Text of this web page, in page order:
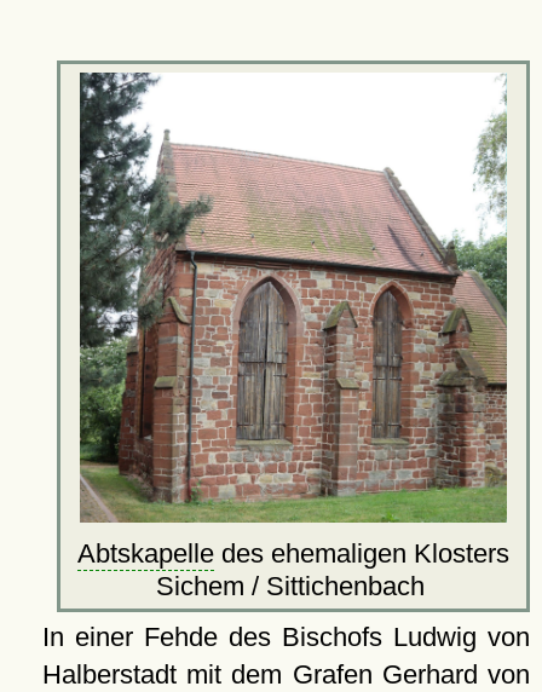
Abtskapelle des ehemaligen Klosters
Sichem / Sittichenbach
In einer Fehde des Bischofs Ludwig von
Halberstadtmit dem Grafen Gerhard von